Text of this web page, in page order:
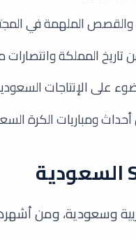
والقصص الملهمة في
المملكة وانتصارات
على الإنتاجات
ومباريات الكرة
وسعودية، ومن